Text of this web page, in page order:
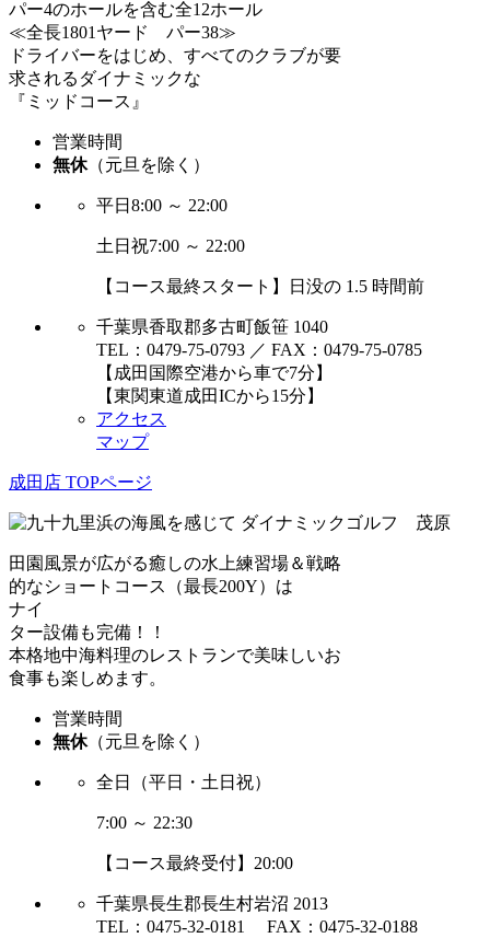
パー4のホールを含む全12ホール
≪全長1801ヤード パー38≫
ドライバーをはじめ、すべてのクラブが要
求されるダイナミックな
『ミッドコース』
営業時間
無休（元旦を除く）
平日 8:00 ～ 22:00
土日祝7:00 ～ 22:00
【コース最終スタート】日没の 1.5 時間前
千葉県香取郡多古町飯笹 1040
TEL：0479-75-0793 ／ FAX：0479-75-0785
【成田国際空港から車で7分】
【東関東道成田ICから15分】
アクセス
マップ
成田店 TOPページ
田園風景が広がる癒しの水上練習場＆戦略
的なショートコース（最長200Y）は
ナイ
ター設備も完備！！
本格地中海料理のレストランで美味しいお
食事も楽しめます。
営業時間
無休（元旦を除く）
全日（平日・土日祝）
7:00 ～ 22:30
【コース最終受付】20:00
千葉県長生郡長生村岩沼 2013
TEL：0475-32-0181 FAX：0475-32-0188